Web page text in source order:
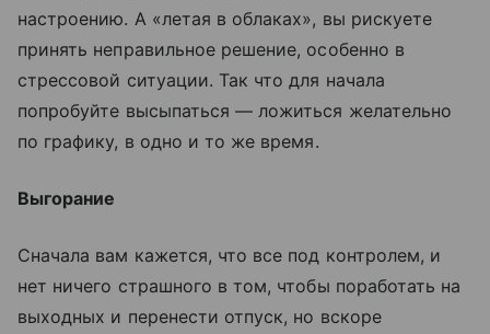
настроению. А «летая в облаках», вы рискуете
принять неправильное решение, особенно в
стрессовой ситуации. Так что для начала
попробуйте высыпаться — ложиться желательно
по графику, в одно и то же время.
Выгорание
Сначала вам кажется, что все под контролем, и
нет ничего страшного в том, чтобы поработать на
выходных и перенести отпуск, но вскоре